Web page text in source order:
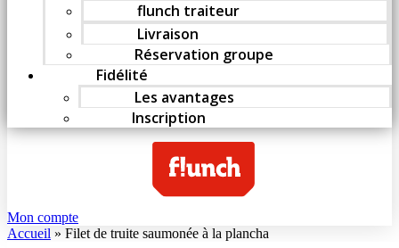
flunch traiteur
Livraison
Réservation groupe
Fidélité
Les avantages
Inscription
Mon compte
Accueil » Filet de truite saumonée à la plancha